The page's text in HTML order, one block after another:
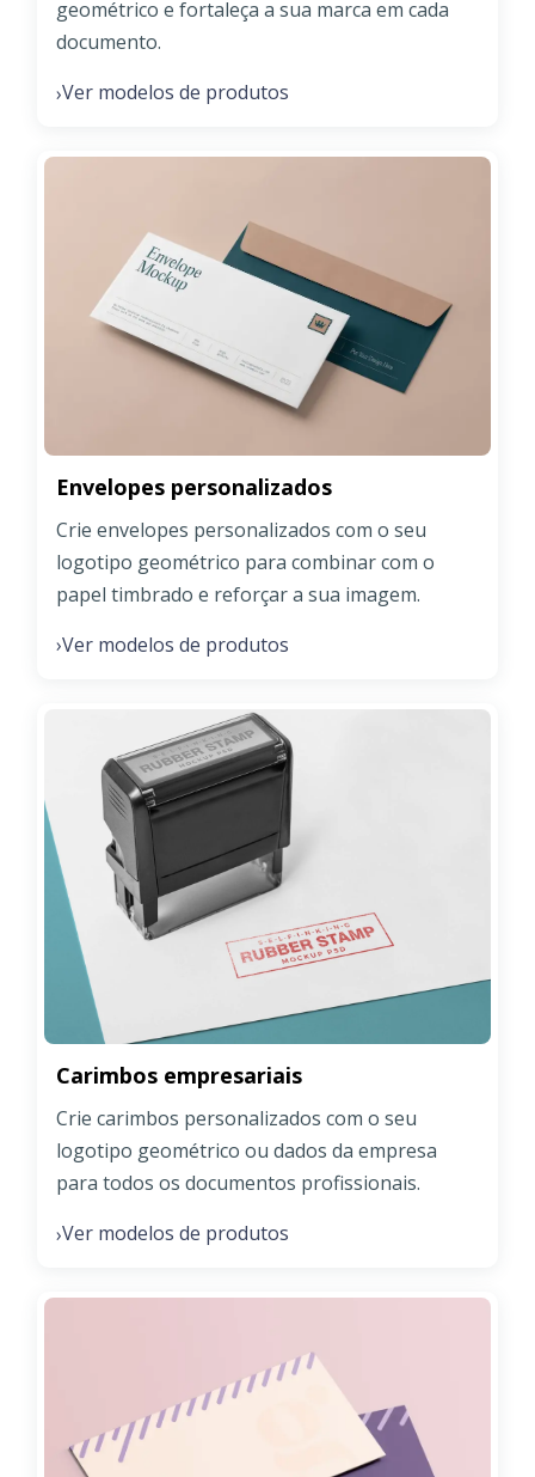
geométrico e fortaleça a sua marca em cada
documento.
›Ver modelos de produtos
Envelopes personalizados
Crie envelopes personalizados com o seu
logotipo geométrico para combinar com o
papel timbrado e reforçar a sua imagem.
›Ver modelos de produtos
Carimbos empresariais
Crie carimbos personalizados com o seu
logotipo geométrico ou dados da empresa
para todos os documentos profissionais.
›Ver modelos de produtos